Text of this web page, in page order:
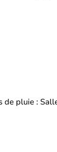
pluie :